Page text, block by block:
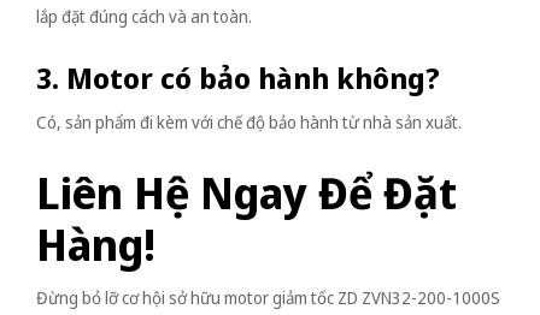
lắp đặt đúng cách và an toàn.
3. Motor có bảo hành không?
Có, sản phẩm đi kèm với chế độ bảo hành từ nhà sản xuất.
Liên Hệ Ngay Để Đặt
Hàng!
Đừng bỏ lỡ cơ hội sở hữu motor giảm tốc ZD ZVN32-200-1000S